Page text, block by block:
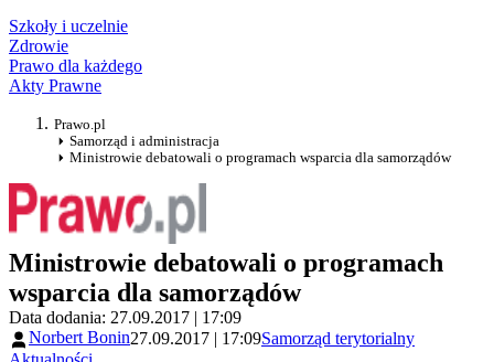
Szkoły i uczelnie
Zdrowie
Prawo dla każdego
Akty Prawne
Prawo.pl
Samorząd i administracja
Ministrowie debatowali o programach wsparcia dla samorządów
Ministrowie debatowali o programach
wsparcia dla samorządów
Data dodania: 27.09.2017 | 17:09
Norbert Bonin27.09.2017 | 17:09Samorząd terytorialny